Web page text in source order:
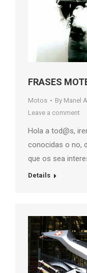
FRASES
Motos By Manel
Leave a comment
Hola a tod@s,
conocidas o no,
que os sea
Details